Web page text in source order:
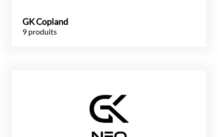
GK Copland
9 produits